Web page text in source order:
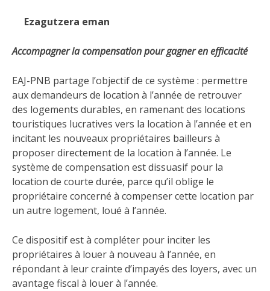
Ezagutzera eman
Accompagner la compensation pour gagner en efficacité
EAJ-PNB partage l’objectif de ce système : permettre
aux demandeurs de location à l’année de retrouver
des logements durables, en ramenant des locations
touristiques lucratives vers la location à l’année et en
incitant les nouveaux propriétaires bailleurs à
proposer directement de la location à l’année. Le
système de compensation est dissuasif pour la
location de courte durée, parce qu’il oblige le
propriétaire concerné à compenser cette location par
un autre logement, loué à l’année.
Ce dispositif est à compléter pour inciter les
propriétaires à louer à nouveau à l’année, en
répondant à leur crainte d’impayés des loyers, avec un
avantage fiscal à louer à l’année.